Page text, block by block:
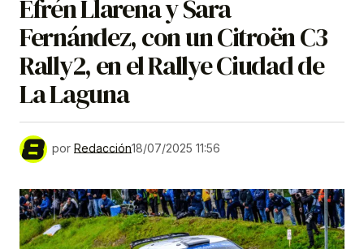
Efrén Llarena y Sara
Fernández, con un Citroën C3
Rally2, en el Rallye Ciudad de
La Laguna
por Redacción18/07/2025 11:56